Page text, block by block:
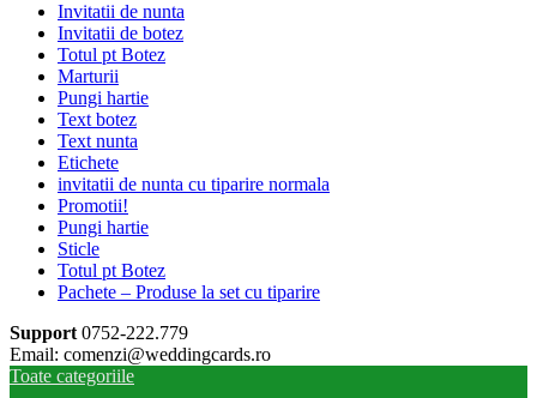
Invitatii de nunta
Invitatii de botez
Totul pt Botez
Marturii
Pungi hartie
Text botez
Text nunta
Etichete
invitatii de nunta cu tiparire normala
Promotii!
Pungi hartie
Sticle
Totul pt Botez
Pachete – Produse la set cu tiparire
Support 0752-222.779
Email: comenzi@weddingcards.ro
Toate categoriile